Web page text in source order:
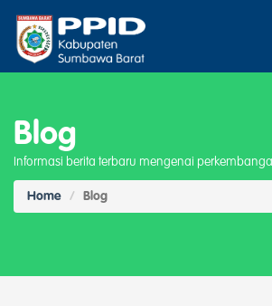
Blog
Informasi berita terbaru mengenai
Home Blog